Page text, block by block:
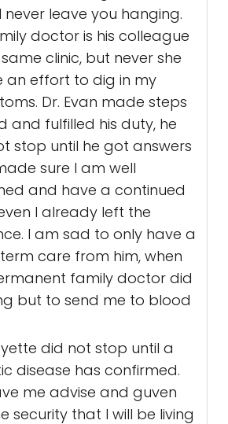
never leave you hanging.
doctor is his colleague
clinic, but never she
an effort to dig in my
Dr. Evan made steps
and fulfilled his duty, he
stop until he got answers
sure I am well
and have a continued
I already left the
I am sad to only have a
care from him, when
family doctor did
but to send me to blood
did not stop until a
disease has confirmed.
me advise and guven
security that I will be living